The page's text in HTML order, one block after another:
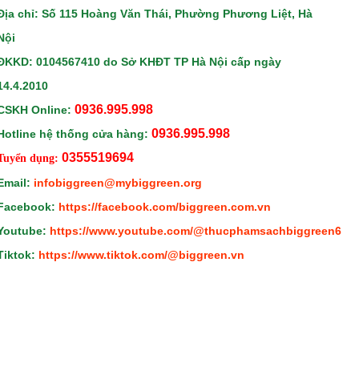
chỉ: Số 115 Hoàng Văn Thái, Phường Phương Liệt, Hà
0104567410 do Sở KHĐT TP Hà Nội cấp ngày
Online: 0936.995.998
hệ thống cửa hàng: 0936.995.998
dụng: 0355519694
infobiggreen@mybiggreen.org
https://facebook.com/biggreen.com.vn
https://www.youtube.com/@thucphamsachbiggreen6950
https://www.tiktok.com/@biggreen.vn